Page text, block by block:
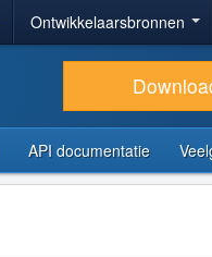
Ontwikkelaarsbronnen
API documentatie